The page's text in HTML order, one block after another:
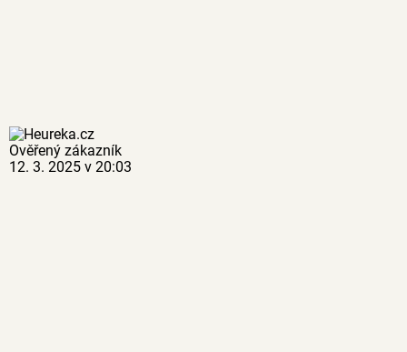
Ověřený zákazník
12. 3. 2025 v 20:03